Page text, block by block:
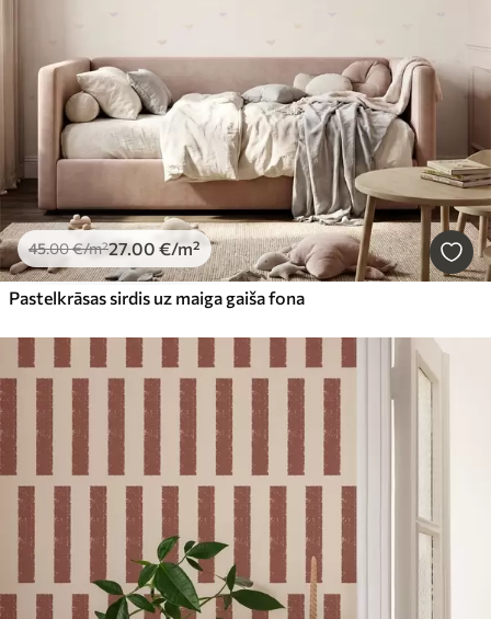
45.00€/m²27.00 €/m²
Pastelkrāsas sirdis uz maiga gaiša fona